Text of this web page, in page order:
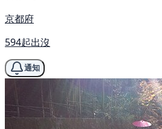
京都府
594起出沒
通知